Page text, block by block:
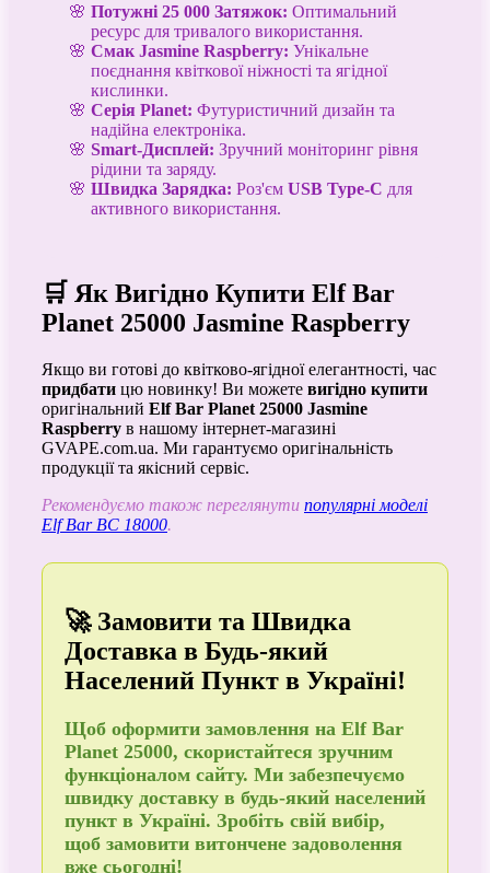
Потужні 25 000 Затяжок: Оптимальний
ресурс для тривалого використання.
Смак Jasmine Raspberry: Унікальне
поєднання квіткової ніжності та ягідної
кислинки.
Серія Planet: Футуристичний дизайн та
надійна електроніка.
Smart-Дисплей: Зручний моніторинг рівня
рідини та заряду.
Швидка Зарядка: Роз'єм USB Type-C для
активного використання.
🛒 Як Вигідно Купити Elf Bar
Planet 25000 Jasmine Raspberry
Якщо ви готові до квітково-ягідної елегантності, час
придбати цю новинку! Ви можете вигідно купити
оригінальний Elf Bar Planet 25000 Jasmine
Raspberry в нашому інтернет-магазині
GVAPE.com.ua. Ми гарантуємо оригінальність
продукції та якісний сервіс.
Рекомендуємо також переглянути популярні моделі
Elf Bar BC 18000.
🚀 Замовити та Швидка
Доставка в Будь-який
Населений Пункт в Україні!
Щоб оформити замовлення на Elf Bar
Planet 25000, скористайтеся зручним
функціоналом сайту. Ми забезпечуємо
швидку доставку в будь-який населений
пункт в Україні. Зробіть свій вибір,
щоб замовити витончене задоволення
вже сьогодні!